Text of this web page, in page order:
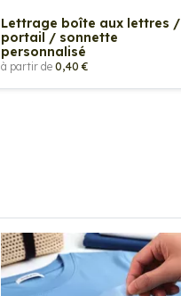
Lettrage boîte aux lettres /
portail / sonnette
personnalisé
à partir de 0,40 €